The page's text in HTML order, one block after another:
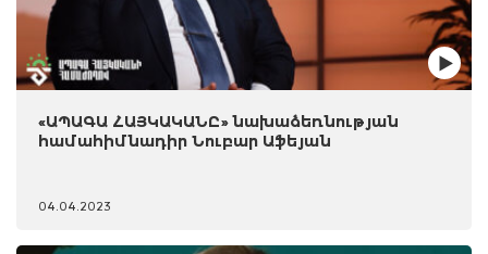
«ԱՊԱԳԱ ՀԱՅԿԱԿԱՆԸ» նախաձեռնության
համահիմնադիր Նուբար Աֆեյան
04.04.2023